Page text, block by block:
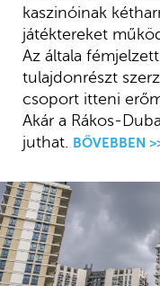
kaszinóinak
játéktereket
Az általa
tulajdonrészt
csoport itteni
Akár a Rákos-
juthat. BŐVEBBEN